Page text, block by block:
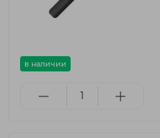
в наличии